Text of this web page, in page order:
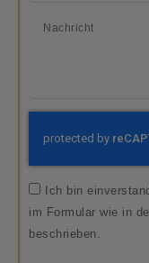
Ich bin
im Formular wie in
beschrieben.